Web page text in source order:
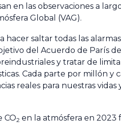
en las observaciones a
Global (VAG).
saltar todas las
del Acuerdo de París
y tratar de
Cada parte por millón
reales para nuestras
CO2 en la atmósfera en 2023